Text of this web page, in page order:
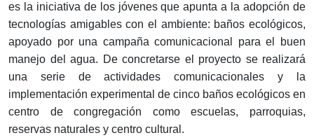
es la iniciativa de los jóvenes que apunta a la adopción de
tecnologías amigables con el ambiente: baños ecológicos,
apoyado por una campaña comunicacional para el buen
manejo del agua. De concretarse el proyecto se realizará
una serie de actividades comunicacionales y la
implementación experimental de cinco baños ecológicos en
centro de congregación como escuelas, parroquias,
reservas naturales y centro cultural.